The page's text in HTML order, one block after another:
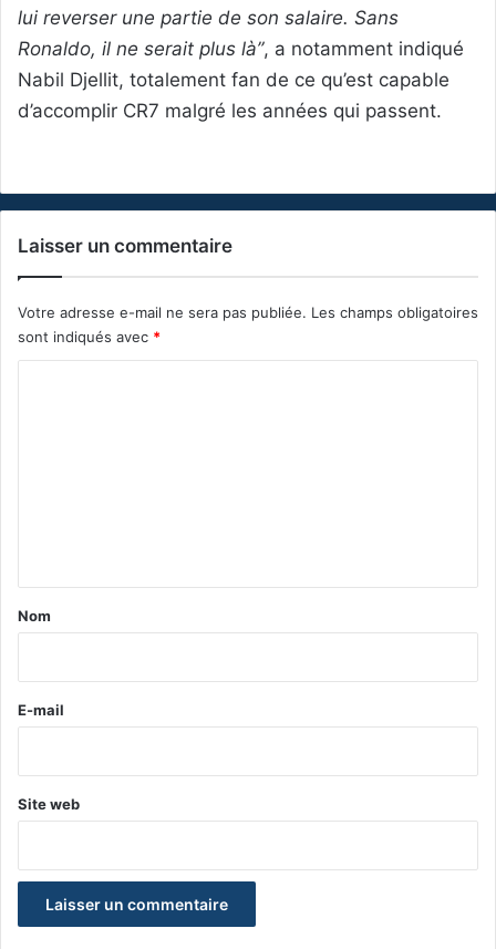
lui reverser une partie de son salaire. Sans
Ronaldo, il ne serait plus là”, a notamment indiqué
Nabil Djellit, totalement fan de ce qu’est capable
d’accomplir CR7 malgré les années qui passent.
Laisser un commentaire
Votre adresse e-mail ne sera pas publiée. Les champs obligatoires
sont indiqués avec *
a
e
Nom
E-mail
Site web